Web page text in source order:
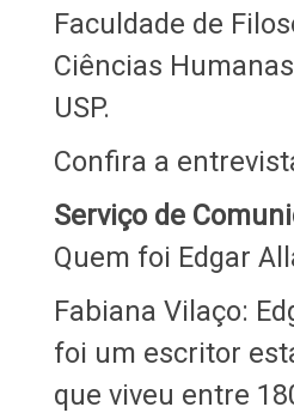
Faculdade de
Ciências
USP.
Confira a
Serviço de
Quem foi Edgar
Fabiana Vilaço:
foi um escritor
que viveu entre